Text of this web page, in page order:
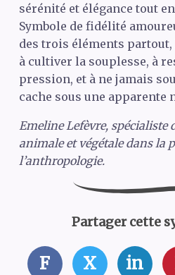
sérénité et élégance tout
Symbole de fidélité
des trois éléments
à cultiver la souplesse, à
pression, et à ne jamais
cache sous une apparente
Emeline Lefèvre, spécialiste
animale et végétale dans la
l’anthropologie.
Partager cette
F X in